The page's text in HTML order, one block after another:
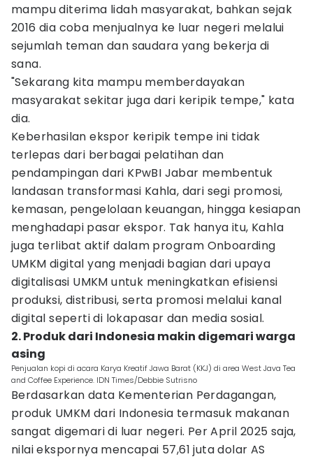
mampu diterima lidah masyarakat, bahkan sejak
2016 dia coba menjualnya ke luar negeri melalui
sejumlah teman dan saudara yang bekerja di
sana.
"Sekarang kita mampu memberdayakan
masyarakat sekitar juga dari keripik tempe," kata
dia.
Keberhasilan ekspor keripik tempe ini tidak
terlepas dari berbagai pelatihan dan
pendampingan dari KPwBI Jabar membentuk
landasan transformasi Kahla, dari segi promosi,
kemasan, pengelolaan keuangan, hingga kesiapan
menghadapi pasar ekspor. Tak hanya itu, Kahla
juga terlibat aktif dalam program Onboarding
UMKM digital yang menjadi bagian dari upaya
digitalisasi UMKM untuk meningkatkan efisiensi
produksi, distribusi, serta promosi melalui kanal
digital seperti di lokapasar dan media sosial.
2. Produk dari Indonesia makin digemari warga
asing
Penjualan kopi di acara Karya Kreatif Jawa Barat (KKJ) di area West Java Tea
and Coffee Experience. IDN Times/Debbie Sutrisno
Berdasarkan data Kementerian Perdagangan,
produk UMKM dari Indonesia termasuk makanan
sangat digemari di luar negeri. Per April 2025 saja,
nilai ekspornya mencapai 57,61 juta dolar AS